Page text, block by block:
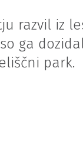
razvil iz
ga
park.